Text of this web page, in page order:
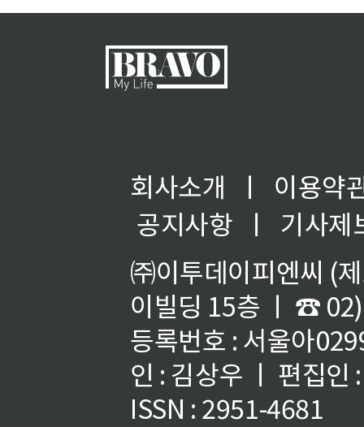
회사소개 ㅣ
이용약
공지사항
ㅣ
기사제
㈜이투데이피엔씨 (
이빌딩 15층 ㅣ ☎
등록번호 : 서울아
인 : 김상우 ㅣ 편집인
ISSN : 2951-4681